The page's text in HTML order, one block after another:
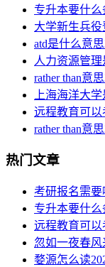
专升本要什么
大学新生兵
atd是什么意思
人力资源管
rather than意思
上海海洋大
远程教育可以
rather than意思
热门文章
考研报名需要
专升本要什么
远程教育可以
忽如一夜春
婺源怎么读